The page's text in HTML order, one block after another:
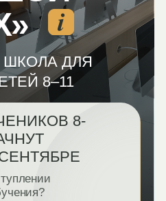
ДЛЯ
8-
ПОДДЕРЖАТЬ
ШКОЛУ